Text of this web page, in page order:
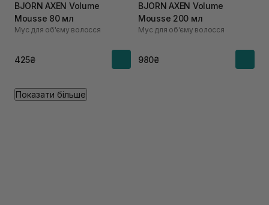
BJORN AXEN Volume
Mousse 80 мл
Мус для об'єму волосся
425₴
BJORN AXEN Volume
Mousse 200 мл
Мус для об'єму волосся
980₴
Показати більше